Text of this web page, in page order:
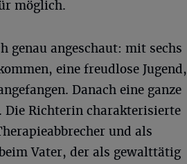
möglich.
genau angeschaut: mit sechs
eine freudlose Jugend,
Danach eine ganze
Die Richterin charakterisierte
und als
Vater, der als gewalttätig